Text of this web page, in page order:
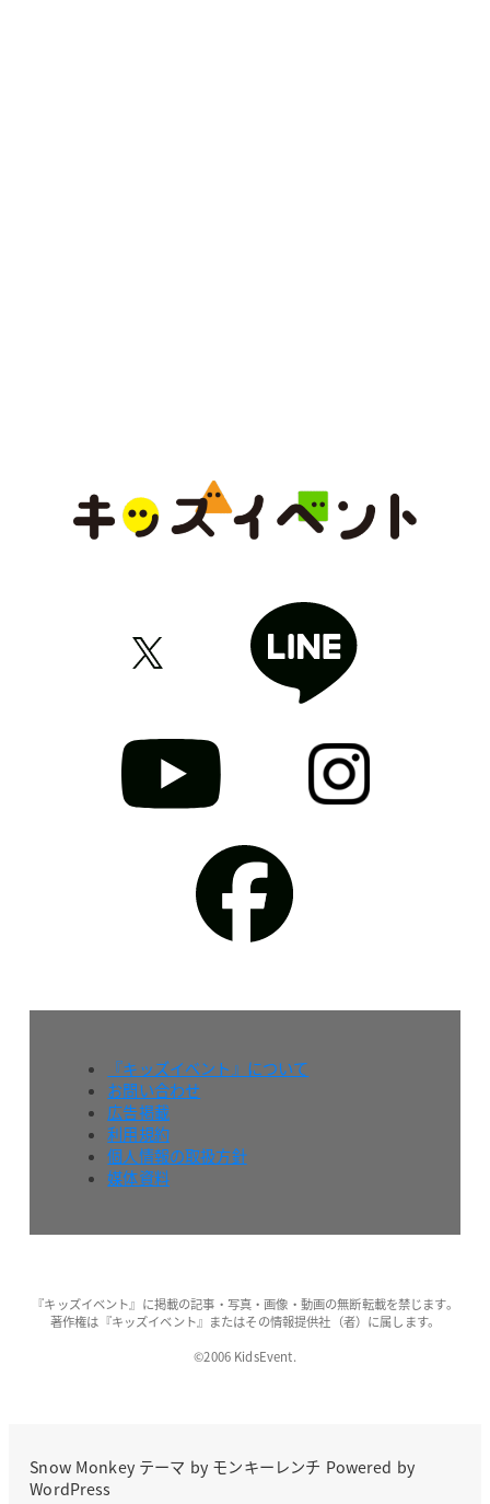
『キッズイベント』について
お問い合わせ
広告掲載
利用規約
個人情報の取扱方針
媒体資料
『キッズイベント』に掲載の記事・写真・画像・動画の無断転載を禁じます。
著作権は『キッズイベント』またはその情報提供社（者）に属します。
©2006 KidsEvent.
Snow Monkeyテーマ by モンキーレンチ Powered by
WordPress